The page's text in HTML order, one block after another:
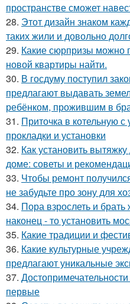
пространстве сможет
28. Этот дизайн знаком
таких жили и довольно
29. Какие сюрпризы можно
новой квартиры найти.
30. В госдуму поступил
предлагают выдавать
ребёнком, прожившим в
31. Приточка в котельную
прокладки и установки
32. Как установить
доме: советы и
33. Чтобы ремонт
не забудьте про зону для
34. Пора взрослеть и
наконец - то установить
35. Какие традиции и
36. Какие культурные
предлагают уникальные
37.
первые